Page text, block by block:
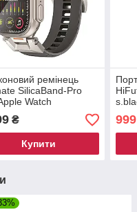
ремінець
SilicaBand-Pro
Watch
45/49 мм, серії 1-9,
1-2 Black
pro.black)
₴
Купити
999